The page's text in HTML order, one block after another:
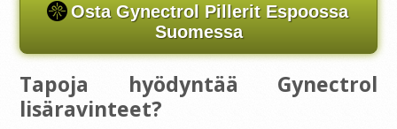
Osta Gynectrol Pillerit Espoossa
Suomessa
Tapoja hyödyntää Gynectrol
lisäravinteet?